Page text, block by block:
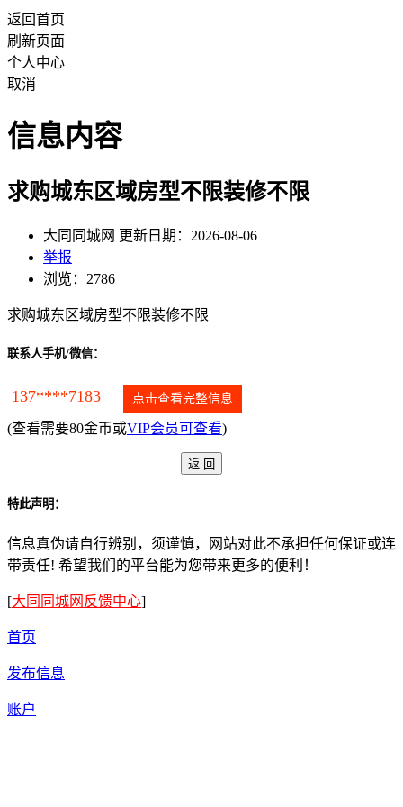
返回首页
刷新页面
个人中心
取消
信息内容
求购城东区域房型不限装修不限
大同同城网 更新日期：2026-08-06
举报
浏览：2786
求购城东区域房型不限装修不限
联系人手机/微信：
137****7183 点击查看完整信息
(查看需要80金币或VIP会员可查看)
特此声明：
信息真伪请自行辨别，须谨慎，网站对此不承担任何保证或连
带责任! 希望我们的平台能为您带来更多的便利！
[大同同城网反馈中心]
首页
发布信息
账户